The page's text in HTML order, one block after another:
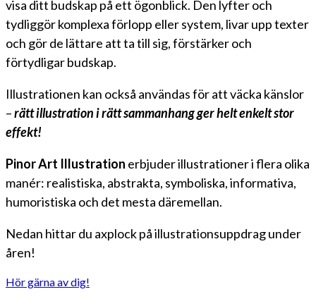
visa ditt budskap på ett ögonblick. Den lyfter och
tydliggör komplexa förlopp eller system, livar upp texter
och gör de lättare att ta till sig, förstärker och
förtydligar budskap.
Illustrationen kan också användas för att väcka känslor
–rätt illustration i rätt sammanhang ger helt enkelt stor
effekt!
Pinor Art Illustration erbjuder illustrationer i flera olika
manér: realistiska, abstrakta, symboliska, informativa,
humoristiska och det mesta däremellan.
Nedan hittar du axplock på illustrationsuppdrag under
åren!
Hör gärna av dig!